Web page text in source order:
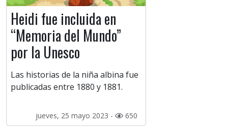
Heidi fue incluida en
“Memoria del Mundo”
por la Unesco
Las historias de la niña albina fue
publicadas entre 1880 y 1881.
jueves, 25 mayo 2023 - 650